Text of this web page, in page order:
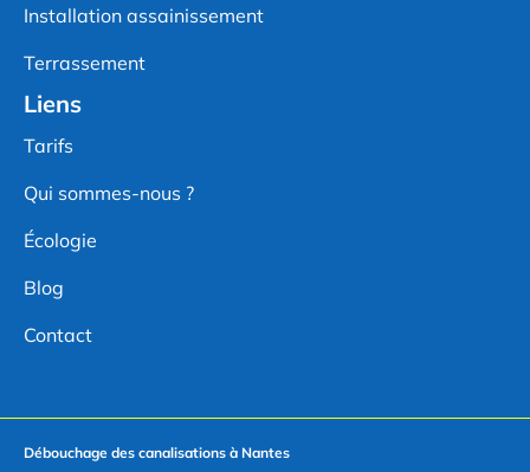
Installation assainissement
Terrassement
Liens
Tarifs
Qui sommes-nous ?
Écologie
Blog
Contact
Débouchage des canalisations à Nantes